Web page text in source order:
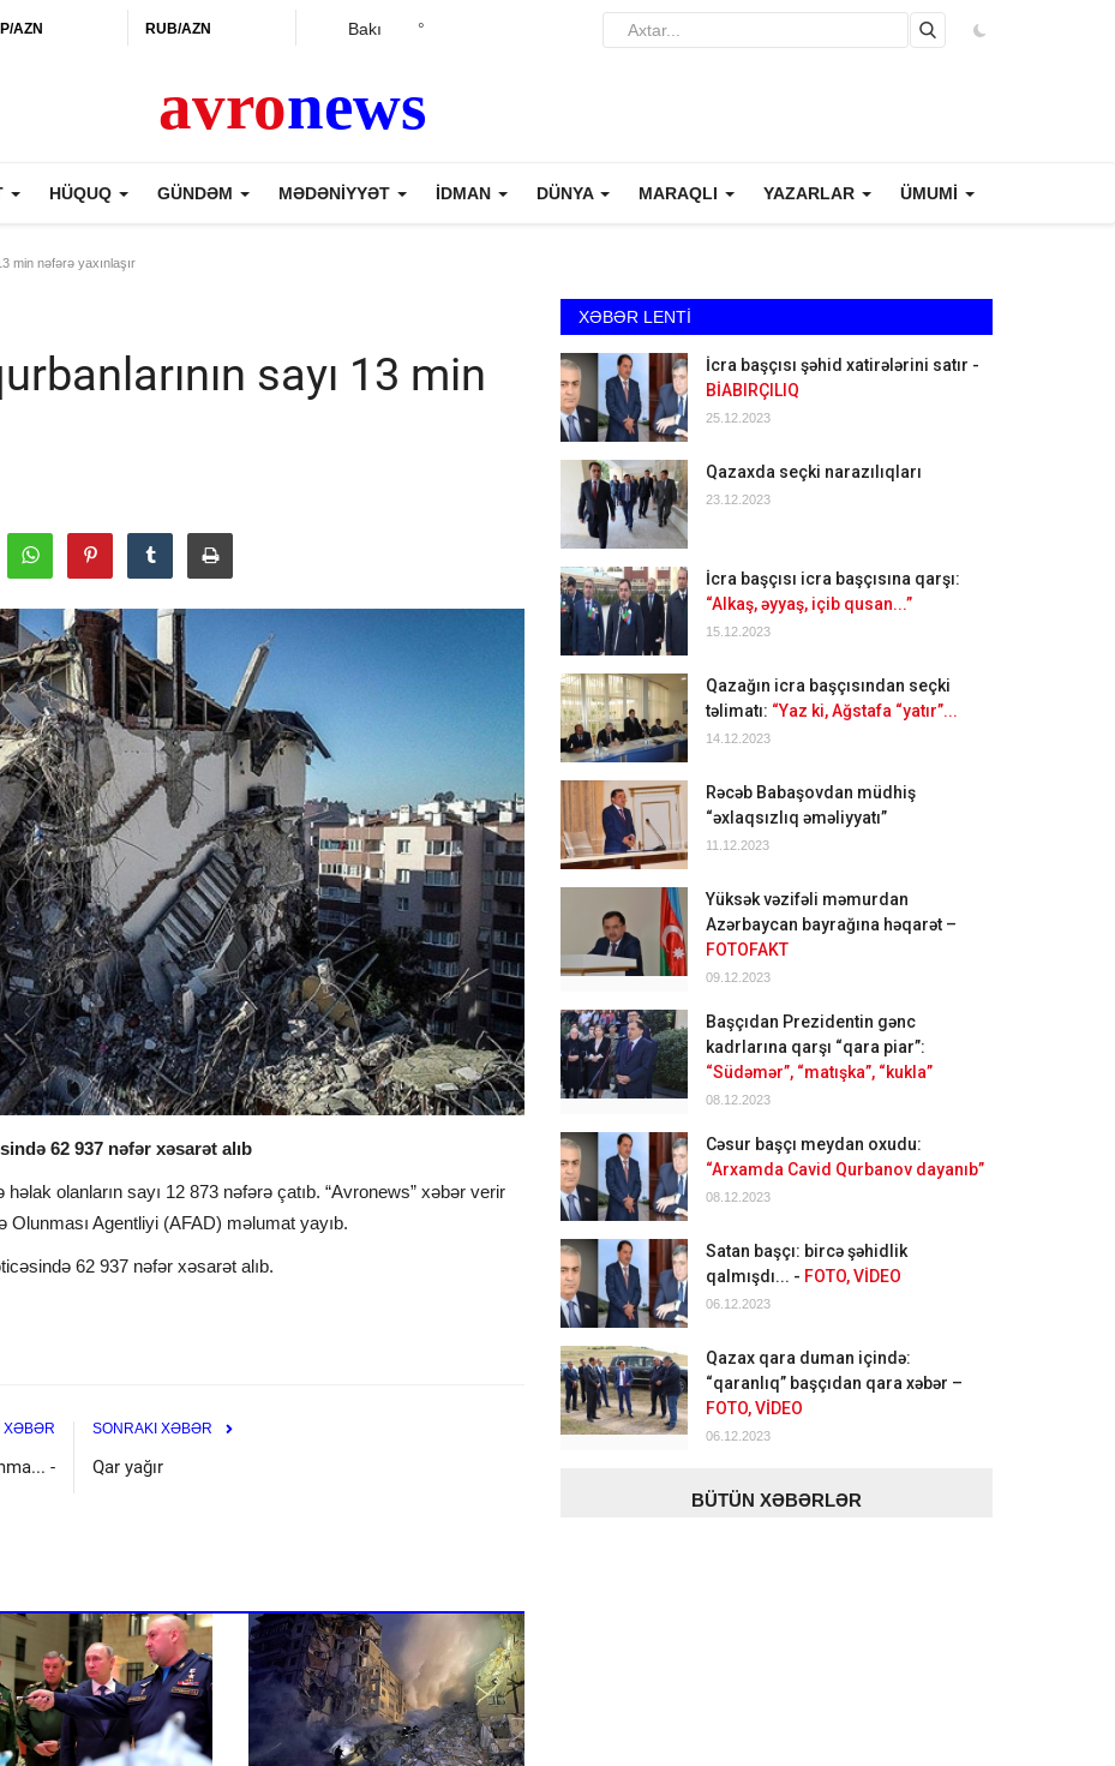
AZN RUB/AZN Bakı °
HÜQUQ GÜNDƏM MƏDƏNİYYƏT İDMAN DÜNYA MARAQLI YAZARLAR ÜMUMİ
min nəfərə yaxınlaşır
sayı 13 min
62 937 nəfər xəsarət alıb
olanların sayı 12 873 nəfərə çatıb. “Avronews” xəbər verir
Agentliyi (AFAD) məlumat yayıb.
62 937 nəfər xəsarət alıb.
XƏBƏR
-
SONRAKI XƏBƏR
Qar yağır
XƏBƏR LENTİ
İcra başçısı şəhid xatirələrini satır -
BİABIRÇILIQ
25.12.2023
Qazaxda seçki narazılıqları
23.12.2023
İcra başçısı icra başçısına qarşı:
“Alkaş, əyyaş, içib qusan...”
15.12.2023
Qazağın icra başçısından seçki
təlimatı: “Yaz ki, Ağstafa “yatır”...
14.12.2023
Rəcəb Babaşovdan müdhiş
“əxlaqsızlıq əməliyyatı”
11.12.2023
Yüksək vəzifəli məmurdan
Azərbaycan bayrağına həqarət –
FOTOFAKT
09.12.2023
Başçıdan Prezidentin gənc
kadrlarına qarşı “qara piar”:
“Südəmər”, “matışka”, “kukla”
08.12.2023
Cəsur başçı meydan oxudu:
“Arxamda Cavid Qurbanov dayanıb”
08.12.2023
Satan başçı: bircə şəhidlik
qalmışdı... - FOTO, VİDEO
06.12.2023
Qazax qara duman içində:
“qaranlıq” başçıdan qara xəbər –
FOTO, VİDEO
06.12.2023
BÜTÜN XƏBƏRLƏR